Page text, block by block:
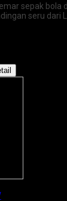
sepak bola
seru dari